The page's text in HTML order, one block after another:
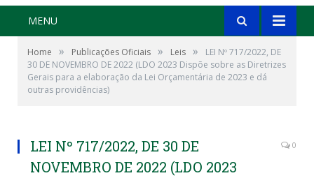
MENU
Home » Publicações Oficiais » Leis »
LEI Nº 717/2022, DE
30 DE NOVEMBRO DE 2022 (LDO 2023 Dispõe sobre as Diretrizes
Gerais para a elaboração da Lei Orçamentária de 2023 e dá
outras providências)
LEI Nº 717/2022, DE 30 DE
NOVEMBRO DE 2022 (LDO 2023
0